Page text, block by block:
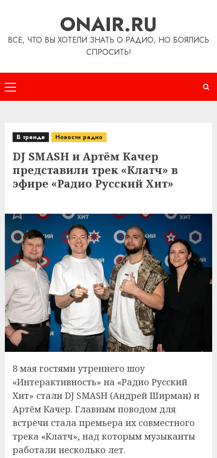
ONAIR.RU
ВСЕ, ЧТО ВЫ ХОТЕЛИ ЗНАТЬ О РАДИО, НО БОЯЛИСЬ
СПРОСИТЬ!
Основное
меню
В тренде Новости радио
DJ SMASH и Артём Качер
представили трек «Клатч» в
эфире «Радио Русский Хит»
8 мая гостями утреннего шоу
«Интерактивность» на «Радио Русский
Хит» стали DJ SMASH (Андрей Ширман) и
Артём Качер. Главным поводом для
встречи стала премьера их совместного
трека «Клатч», над которым музыканты
работали несколько лет.